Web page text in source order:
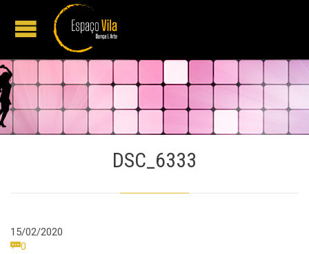
DSC_6333
15/02/2020
0